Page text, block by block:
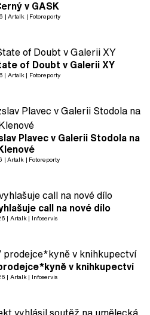
v GASK
Artalk Fotoreporty
of Doubt v Galerii XY
Artalk Fotoreporty
Plavec v Galerii Stodola na
Artalk Fotoreporty
call na nové dílo
Artalk Infoservis
v knihkupectví
Artalk Infoservis